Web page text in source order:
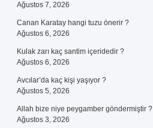
Ağustos 7, 2026
Canan Karatay hangi tuzu önerir ?
Ağustos 6, 2026
Kulak zarı kaç santim içeridedir ?
Ağustos 6, 2026
Avcılar’da kaç kişi yaşıyor ?
Ağustos 5, 2026
Allah bize niye peygamber göndermiştir ?
Ağustos 3, 2026